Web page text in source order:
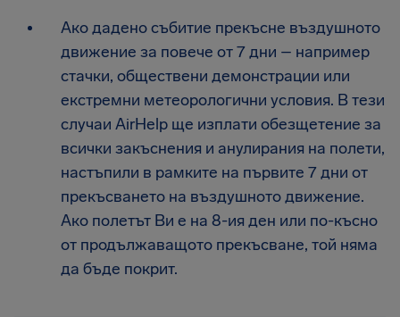
Ако дадено събитие прекъсне въздушното
движение за повече от 7 дни – например
стачки, обществени демонстрации или
екстремни метеорологични условия. В тези
случаи AirHelp ще изплати обезщетение за
всички закъснения и анулирания на полети,
настъпили в рамките на първите 7 дни от
прекъсването на въздушното движение.
Ако полетът Ви е на 8-ия ден или по-късно
от продължаващото прекъсване, той няма
да бъде покрит.